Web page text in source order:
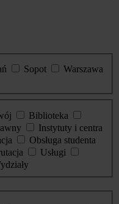
Sopot
Warszawa
Biblioteka
Instytuty i centra
Obsługa studenta
Usługi